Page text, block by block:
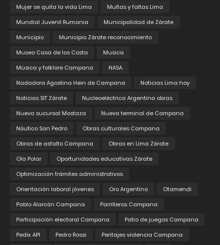
Mujer se quita la vida Lima
Multas y faltas Lima
Mundial Juvenil Rumania
Municipalidad de Zárate
Municipio
Municipio Zárate reconocimiento
Museo Casa de los Costa
Musica
Música y folklore Campana
NASA
Nadadora Agostina Hein de Campana
Noticias Lima hoy
Noticias SIT Zárate
Nucleoeléctrica Argentina obras
Nueva sucursal Mostaza
Nueva terminal de Campana
Náutico San Pedro
Obras culturales Campana
Obras de asfalto Campana
Obras en Lima Zárate
Ola Polar
Oportunidades educativas Zárate
Optimización trámites administrativos
Orientación laboral jóvenes
Oro Argentino
Otamendi
Pablo Alarcón Campana
Parrilleros Campana
Participación electoral Campana
Patio de juegos Campana
Pedix API
Pedro Rossi
Peritajes violencia Campana